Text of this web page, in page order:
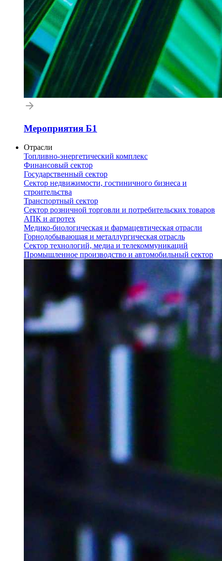
Мероприятия Б1
Отрасли
Топливно-энергетический комплекс
Финансовый сектор
Государственный сектор
Сектор недвижимости, гостиничного бизнеса и
строительства
Транспортный сектор
Сектор розничной торговли и потребительских товаров
АПК и агротех
Медико-биологическая и фармацевтическая отрасли
Горнодобывающая и металлургическая отрасль
Сектор технологий, медиа и телекоммуникаций
Промышленное производство и автомобильный сектор